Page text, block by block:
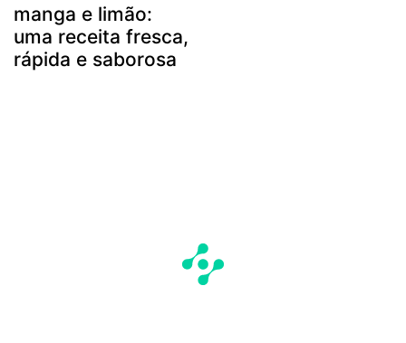
manga e limão:
uma receita fresca,
rápida e saborosa